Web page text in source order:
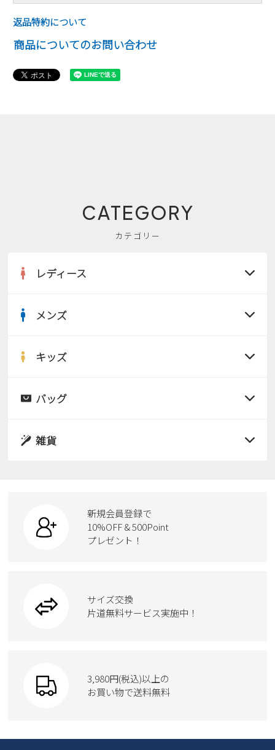
返品特約について
商品についてのお問い合わせ
CATEGORY
カテゴリー
レディース
サンダル
スニーカー
カジュアルシューズ
ワークシューズ
ウェア
moz
メンズ
サンダル
ローファー
ブーツ
Parade
GAP
キッズ
サンダル
スクール
new balance
瞬足
バッグ
ボディバッグ
ハンドバッグ
トートバッグ
雑貨
ケア用品
新規会員登録で
10%OFF & 500Point
プレゼント！
サイズ交換
片道無料サービス実施中！
3,980円(税込)以上の
お買い物で送料無料